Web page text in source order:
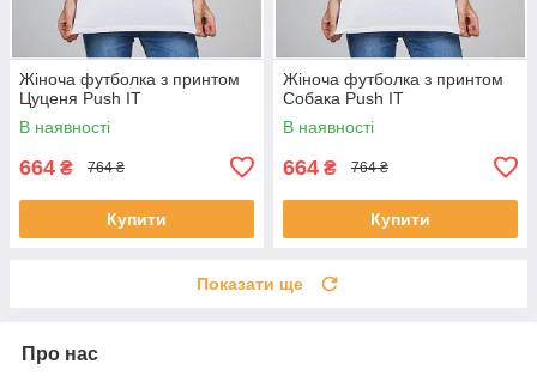
Жіноча футболка з принтом
Цуценя Push IT
В наявності
664 ₴ 764 ₴
Купити
Жіноча футболка з принтом
Собака Push IT
В наявності
664 ₴ 764 ₴
Купити
Показати ще
Про нас